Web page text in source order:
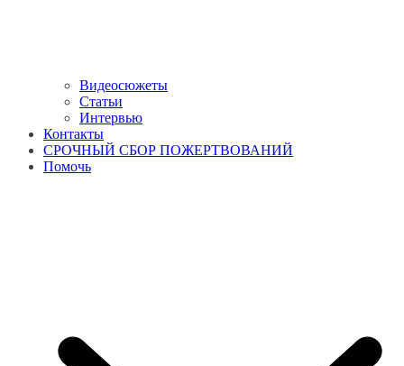
Видеосюжеты
Статьи
Интервью
Контакты
СРОЧНЫЙ СБОР ПОЖЕРТВОВАНИЙ
Помочь